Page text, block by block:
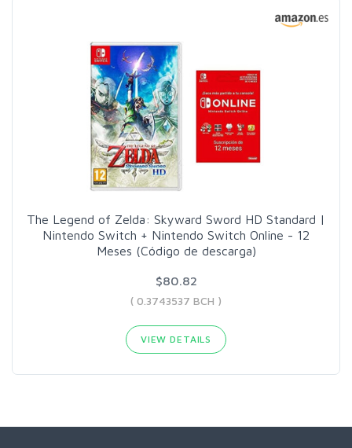
The Legend of Zelda: Skyward Sword HD Standard |
Nintendo Switch + Nintendo Switch Online - 12
Meses (Código de descarga)
$80.82
( 0.3743537 BCH )
VIEW DETAILS